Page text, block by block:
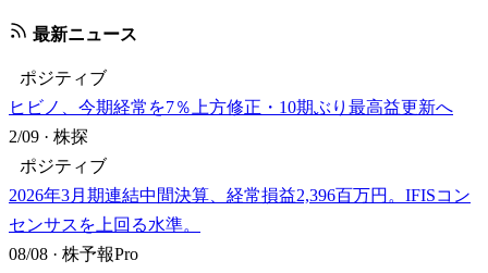
最新ニュース
ポジティブ
ヒビノ、今期経常を7％上方修正・10期ぶり最高益更新へ
2/09 · 株探
ポジティブ
2026年3月期連結中間決算、経常損益2,396百万円。IFISコン
センサスを上回る水準。
08/08 · 株予報Pro